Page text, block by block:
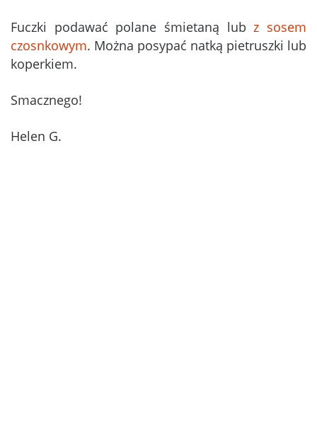
Fuczki podawać polane śmietaną lub z sosem
czosnkowym. Można posypać natką pietruszki lub
koperkiem.
Smacznego!
Helen G.